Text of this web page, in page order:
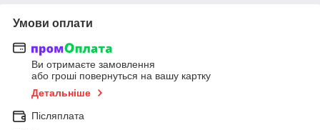
Умови оплати
Ви отримаєте замовлення
або гроші повернуться на вашу картку
Детальніше
Післяплата